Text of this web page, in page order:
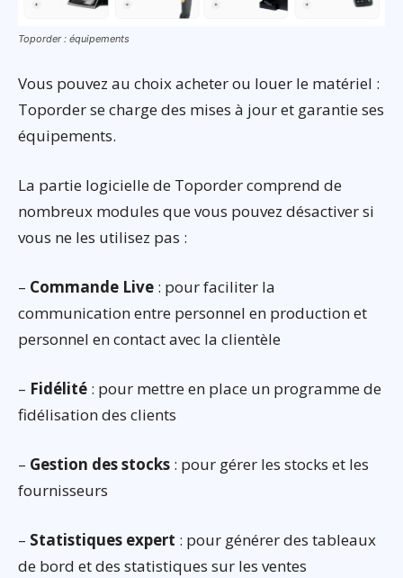
Toporder : équipements
Vous pouvez au choix acheter ou louer le matériel :
Toporder se charge des mises à jour et garantie ses
équipements.
La partie logicielle de Toporder comprend de
nombreux modules que vous pouvez désactiver si
vous ne les utilisez pas :
– Commande Live : pour faciliter la
communication entre personnel en production et
personnel en contact avec la clientèle
– Fidélité : pour mettre en place un programme de
fidélisation des clients
– Gestion des stocks : pour gérer les stocks et les
fournisseurs
– Statistiques expert : pour générer des tableaux
de bord et des statistiques sur les ventes